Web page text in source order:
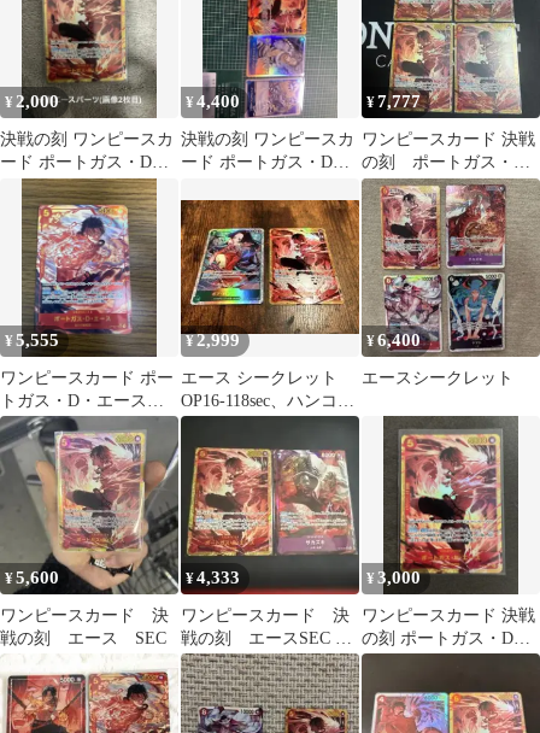
¥2,000
決戦の刻 ワンピースカ
ード ポートガス・D・
エース シークレット
SEC パーツ
¥4,400
決戦の刻 ワンピースカ
ード ポートガス・D・
SEC
¥7,777
ワンピースカード 決戦
の刻 ポートガス・
D・エース SEC 4枚
¥5,555
ワンピースカード ポー
トガス・D・エース
SECパラレル
¥2,999
エース シークレット
OP16-118sec、ハンコッ
ク SR OP16-032
¥6,400
エースシークレット
¥5,600
ワンピースカード 決
戦の刻 エース SEC
¥4,333
ワンピースカード 決
戦の刻 エースSEC サ
カズキSRパラレル 2
枚セット
¥3,000
ワンピースカード 決戦
の刻 ポートガス・D・
エース SEC